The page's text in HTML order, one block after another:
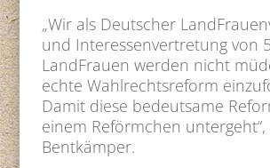
„Wir als Deutscher
und Interessenvertretung von
LandFrauen werden nicht
echte Wahlrechtsreform
Damit diese bedeutsame
einem Reförmchen untergeht“,
Bentkämper.